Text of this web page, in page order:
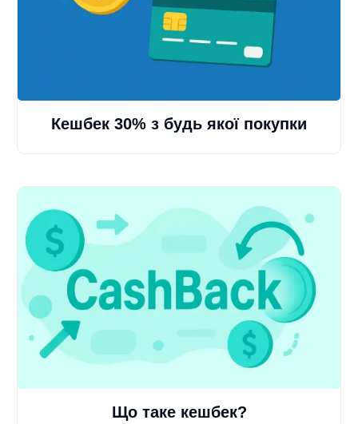
Кешбек 30% з будь якої покупки
Що таке кешбек?